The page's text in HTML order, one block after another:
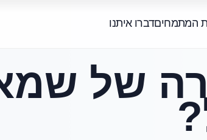
המתמחיםדברו איתנו
של